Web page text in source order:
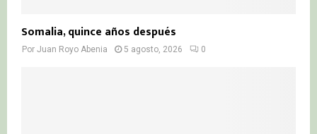
Somalia, quince años después
Por Juan Royo Abenia 5 agosto, 2026 0